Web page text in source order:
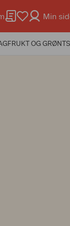
Min
FRUKT OG GRØNT